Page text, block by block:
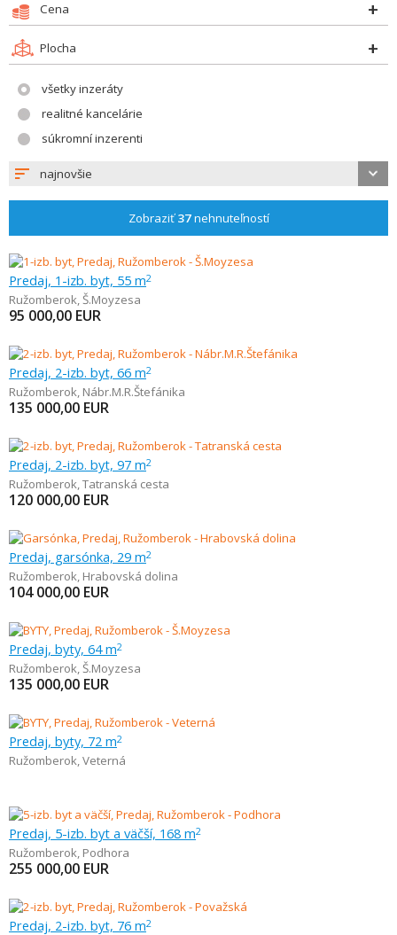
Cena
Plocha
všetky inzeráty
realitné kancelárie
súkromní inzerenti
najnovšie
Zobraziť37nehnuteľností
Predaj, 1-izb. byt, 55 m2
Ružomberok,Š.Moyzesa
95 000,00 EUR
Predaj, 2-izb. byt, 66 m2
Ružomberok, Nábr.M.R.Štefánika
135 000,00 EUR
Predaj, 2-izb. byt, 97 m2
Ružomberok,Tatranská cesta
120 000,00 EUR
Predaj, garsónka, 29 m2
Ružomberok, Hrabovská dolina
104 000,00 EUR
Predaj, byty, 64 m2
Ružomberok,Š.Moyzesa
135 000,00 EUR
Predaj, byty, 72 m2
Ružomberok,Veterná
Predaj, 5-izb. byt a väčší, 168 m2
Ružomberok, Podhora
255 000,00 EUR
Predaj, 2-izb. byt, 76 m2